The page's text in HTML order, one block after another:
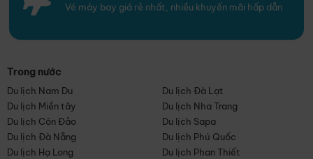
Vé máy bay giá rẻ nhất, nhiều khuyến mãi hấp dẫn
Trong nước
Du lịch Nam Du
Du lịch Đà Lạt
Du lịch Miền tây
Du lịch Nha Trang
Du lịch Côn Đảo
Du lịch Sapa
Du lịch Đà Nẵng
Du lịch Phú Quốc
Du lịch Hạ Long
Du lịch Phan Thiết